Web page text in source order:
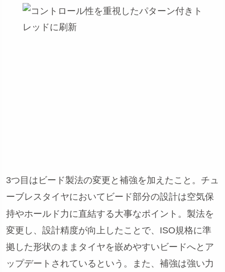
3つ目はビード製法の変更と補強を加えたこと。チュ
ーブレスタイヤにおいてビード部分の設計は空気保
持やホールド力に直結する大事なポイント。製法を
変更し、設計精度が向上したことで、ISO規格に準
拠した形状のままタイヤを嵌めやすいビードへとア
ップデートされているという。また、補強は強い力